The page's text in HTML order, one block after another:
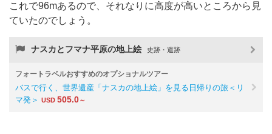
これで96mあるので、それなりに高度が高いところから見
ていたのでしょう。
ナスカとフマナ平原の地上絵 史跡・遺跡
フォートラベルおすすめのオプショナルツアー
バスで行く、世界遺産「ナスカの地上絵」を見る日帰りの旅＜リ
マ発＞ USD 505.0～